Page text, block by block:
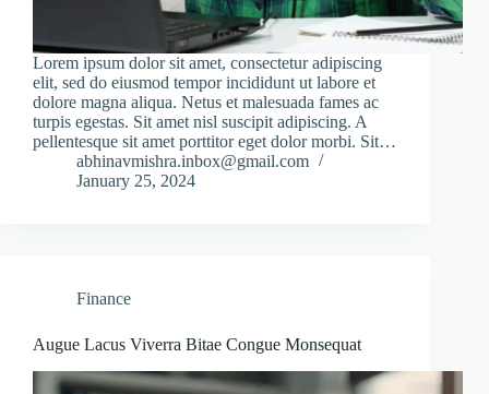
Lorem ipsum dolor sit amet, consectetur adipiscing
elit, sed do eiusmod tempor incididunt ut labore et
dolore magna aliqua. Netus et malesuada fames ac
turpis egestas. Sit amet nisl suscipit adipiscing. A
pellentesque sit amet porttitor eget dolor morbi. Sit…
abhinavmishra.inbox@gmail.com
January 25, 2024
Finance
Augue Lacus Viverra Bitae Congue Monsequat